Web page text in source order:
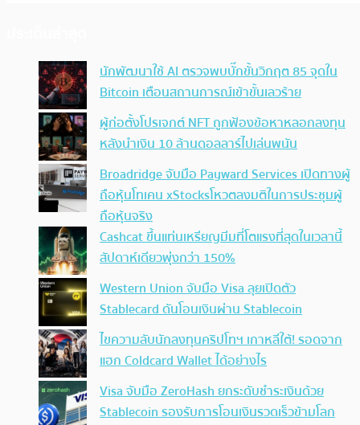
นักพัฒนาใช้ AI ตรวจพบบั๊กขั้นวิกฤต 85 จุดใน
Bitcoin เตือนสถานการณ์เข้าขั้นเลวร้าย
ผู้ก่อตั้งโปรเจกต์ NFT ถูกฟ้องข้อหาหลอกลงทุน
หลังนำเงิน 10 ล้านดอลลาร์ไปเล่นพนัน
Broadridge จับมือ Payward Services เปิดทางผู้
ถือหุ้นโทเคน xStocksโหวตลงมติในการประชุมผู้
ถือหุ้นจริง
Cashcat ขึ้นแท่นเหรียญมีมที่โตแรงที่สุดในเวลานี้
สัปดาห์เดียวพุ่งกว่า 150%
Western Union จับมือ Visa ลุยเปิดตัว
Stablecard ดันโอนเงินผ่าน Stablecoin
ไขความลับนักลงทุนคริปโทฯ เกาหลีใต้! รอดจาก
แฮก Coldcard Wallet ได้อย่างไร
Visa จับมือ ZeroHash ยกระดับชำระเงินด้วย
Stablecoin รองรับการโอนเงินรวดเร็วข้ามโลก